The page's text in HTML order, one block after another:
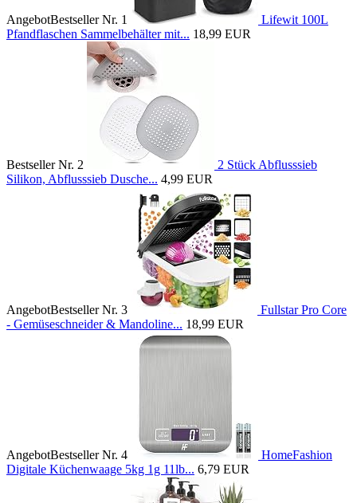
AngebotBestseller Nr. 1
Lifewit 100L
Pfandflaschen Sammelbehälter mit... 18,99 EUR
Bestseller Nr. 2
2 Stück Abflusssieb
Silikon, Abflusssieb Dusche... 4,99 EUR
AngebotBestseller Nr. 3
Fullstar Pro Core
- Gemüseschneider & Mandoline... 18,99 EUR
AngebotBestseller Nr. 4
HomeFashion
Digitale Küchenwaage 5kg 1g 11lb... 6,79 EUR